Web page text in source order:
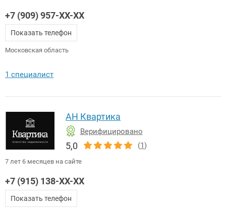
+7 (909) 957-XX-XX
Показать телефон
Московская область
1 специалист
АН Квартика
Верифицировано
5,0 (1)
7 лет 6 месяцев на сайте
+7 (915) 138-XX-XX
Показать телефон